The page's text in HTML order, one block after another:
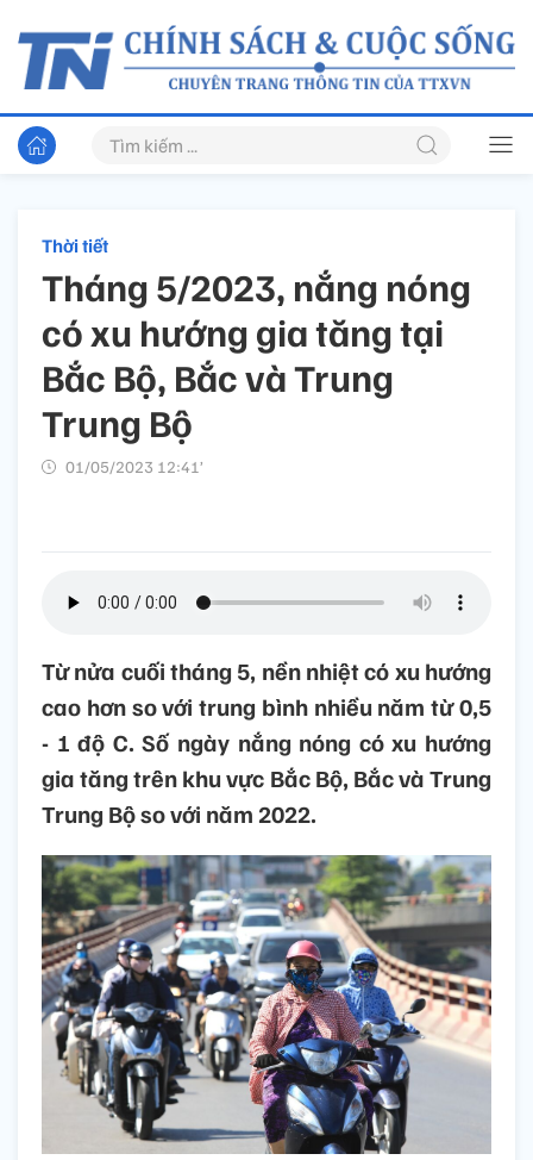
Thời tiết
Tháng 5/2023, nắng nóng
có xu hướng gia tăng tại
Bắc Bộ, Bắc và Trung
Trung Bộ
01/05/2023 12:41’
Từ nửa cuối tháng 5, nền nhiệt có xu hướng
cao hơn so với trung bình nhiều năm từ 0,5
- 1 độ C. Số ngày nắng nóng có xu hướng
gia tăng trên khu vực Bắc Bộ, Bắc và Trung
Trung Bộ so với năm 2022.